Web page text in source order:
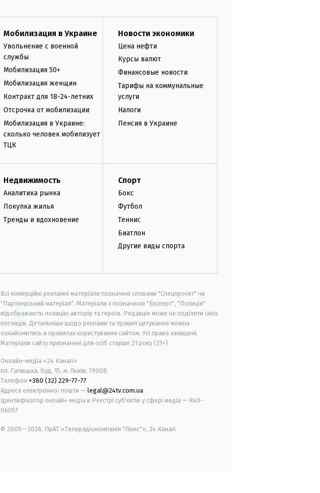
Мобилизация в Украине
Увольнение с военной
службы
Мобилизация 50+
Мобилизация женщин
Контракт для 18-24-летних
Отсрочка от мобилизации
Мобилизация в Украине:
сколько человек мобилизует
ТЦК
Новости экономики
Цена нефти
Курсы валют
Финансовые новости
Тарифы на коммунальные
услуги
Налоги
Пенсия в Украине
Недвижимость
Аналитика рынка
Покупка жилья
Тренды и вдохновение
Спорт
Бокс
Футбол
Теннис
Биатлон
Другие виды спорта
Всі комерційні рекламні матеріали позначені словами "Спецпроєкт" чи
"Партнерський матеріал". Матеріали з позначкою "Експерт", "Позиція"
відображають позицію авторів та героїв. Редакція може не поділяти їхніх
поглядів. Детальніше щодо реклами та правил цитування можна
ознайомитись в правилах користування сайтом. Усі права захищені.
Матеріали сайту призначені для осіб старше 21 року (21+)
Онлайн-медіа «24 Канал»
пл. Галицька, буд. 15, м. Львів, 79008
Телефон +380 (32) 229-77-77
Адреса електронної пошти — legal@24tv.com.ua
Ідентифікатор онлайн-медіа в Реєстрі суб'єктів у сфері медіа — R40-
06057
© 2005—2026, ПрАТ «Телерадіокомпанія "Люкс"», 24 Канал.